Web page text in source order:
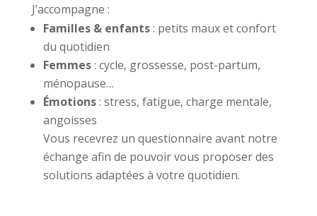
J’accompagne :
Familles & enfants: petits maux et confort
du quotidien
Femmes: cycle, grossesse, post-partum,
ménopause…
Émotions: stress, fatigue, charge mentale,
angoisses
Vous recevrez un questionnaire avant notre
échange afin de pouvoir vous proposer des
solutions adaptées à votre quotidien.